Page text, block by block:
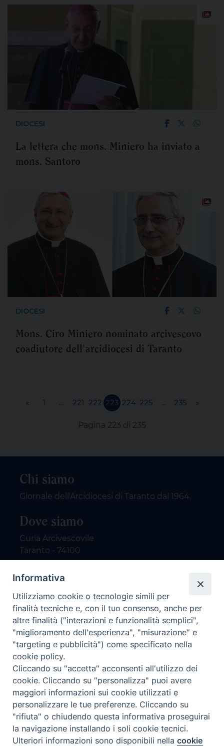
DIOCESI
La lettera che mons. Miniero ha inviato a
mons. Santoro
DIOCESI
Mons. Ciro Miniero nominato arcivescovo
coadiutore dell'arcidiocesi di Taranto
« 1 ... 221 222 223 224 225 ... 235 »
Pagina 223 di 235
Chi siamo
Giornale dell'Arcidiocesi di Taranto dal 1964.
Dove siamo
Curia Arcivescovile
Taranto - 74100
Contatti
email: redazione@nuovodialogo.com
marketing@nuovodialogo.com
tel: 0994525780
tel 2:
Newsletter
Iscriviti alla nostra newsletter
Preferenze Cookie
Informativa
Utilizziamo cookie o tecnologie simili per
finalità tecniche e, con il tuo consenso, anche per
altre finalità ("interazioni e funzionalità semplici",
"miglioramento dell'esperienza", "misurazione" e
"targeting e pubblicità") come specificato nella
cookie policy.
Cliccando su "accetta" acconsenti all'utilizzo dei
cookie. Cliccando su "personalizza" puoi avere
maggiori informazioni sui cookie utilizzati e
personalizzare le tue preferenze. Cliccando su
"rifiuta" o chiudendo questa informativa proseguirai
la navigazione installando i soli cookie tecnici.
Ulteriori informazioni sono disponibili nellacookie